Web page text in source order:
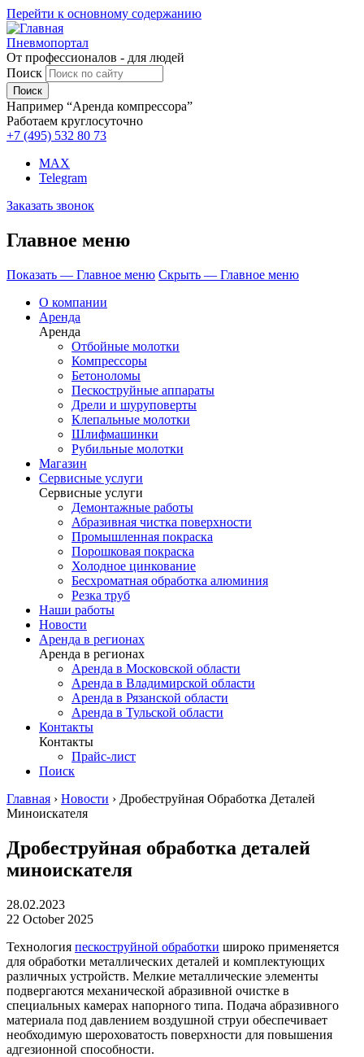
Перейти к основному содержанию
Пневмопортал
От профессионалов - для людей
Поиск
Например “Аренда компрессора”
Работаем круглосуточно
+7 (495) 532 80 73
MAX
Telegram
Заказать звонок
Главное меню
Показать — Главное меню Скрыть — Главное меню
О компании
Аренда
Аренда
Отбойные молотки
Компрессоры
Бетоноломы
Пескоструйные аппараты
Дрели и шуруповерты
Клепальные молотки
Шлифмашинки
Рубильные молотки
Магазин
Сервисные услуги
Сервисные услуги
Демонтажные работы
Абразивная чистка поверхности
Промышленная покраска
Порошковая покраска
Холодное цинкование
Бесхроматная обработка алюминия
Резка труб
Наши работы
Новости
Аренда в регионах
Аренда в регионах
Аренда в Московской области
Аренда в Владимирской области
Аренда в Рязанской области
Аренда в Тульской области
Контакты
Контакты
Прайс-лист
Поиск
Главная › Новости › Дробеструйная Обработка Деталей
Миноискателя
Дробеструйная обработка деталей
миноискателя
28.02.2023
22 October 2025
Технология пескоструйной обработки широко применяется
для обработки металлических деталей и комплектующих
различных устройств. Мелкие металлические элементы
подвергаются механической абразивной очистке в
специальных камерах напорного типа. Подача абразивного
материала под давлением воздушной струи обеспечивает
необходимую шероховатость поверхности для повышения
адгезионной способности.